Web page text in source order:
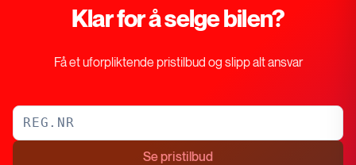
Klar for å selge bilen?
Få et uforpliktende pristilbud og slipp alt ansvar
Se pristilbud